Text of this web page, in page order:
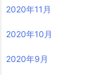
2020年11月
2020年10月
2020年9月